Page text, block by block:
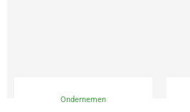
Ondernemen